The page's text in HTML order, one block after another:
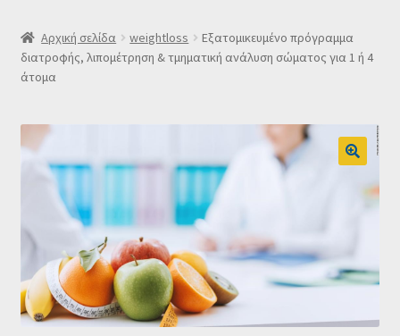
SLIDER
Subscription Settings
Δελτίο νέων
Επιβεβαίωση εγγραφής στο Newsletter του Dealistas.gr
Επικοινωνία
Καλάθι
Κατάστημα
Αρχική σελίδα weightloss
Εξατομικευμένο πρόγραμμα
διατροφής, λιπομέτρηση & τμηματική ανάλυση σώματος για 1 ή 4
άτομα